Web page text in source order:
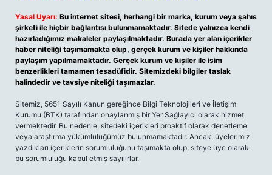
Yasal Uyarı: Bu internet sitesi, herhangi bir marka, kurum veya şahıs
şirketi ile hiçbir bağlantısı bulunmamaktadır. Sitede yalnızca kendi
hazırladığımız makaleler paylaşılmaktadır. Burada yer alan içerikler
haber niteliği taşımamakta olup, gerçek kurum ve kişiler hakkında
paylaşım yapılmamaktadır. Gerçek kurum ve kişiler ile isim
benzerlikleri tamamen tesadüfidir. Sitemizdeki bilgiler taslak
halindedir ve tavsiye niteliği taşımazlar.
Sitemiz, 5651 Sayılı Kanun gereğince Bilgi Teknolojileri ve İletişim
Kurumu (BTK) tarafından onaylanmış bir Yer Sağlayıcı olarak hizmet
vermektedir. Bu nedenle, sitedeki içerikleri proaktif olarak denetleme
veya araştırma yükümlülüğümüz bulunmamaktadır. Ancak, üyelerimiz
yazdıkları içeriklerin sorumluluğunu taşımakta olup, siteye üye olarak
bu sorumluluğu kabul etmiş sayılırlar.